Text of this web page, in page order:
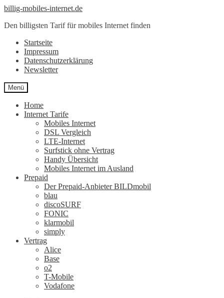
Zur
springen
Zum
springen
billig-mobiles-internet.de
Den billigsten Tarif für mobiles Internet finden
Startseite
Impressum
Datenschutzerklärung
Newsletter
Menü
Home
Internet Tarife
Mobiles Internet
DSL Vergleich
LTE-Internet
Surfstick ohne Vertrag
Handy Übersicht
Mobiles Internet im Ausland
Prepaid
Der Prepaid-Anbieter BILDmobil
blau
discoSURF
FONIC
klarmobil
simply
Vertrag
Alice
Base
o2
T-Mobile
Vodafone